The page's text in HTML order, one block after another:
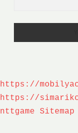
https://
https://
nttgame
Sitemap